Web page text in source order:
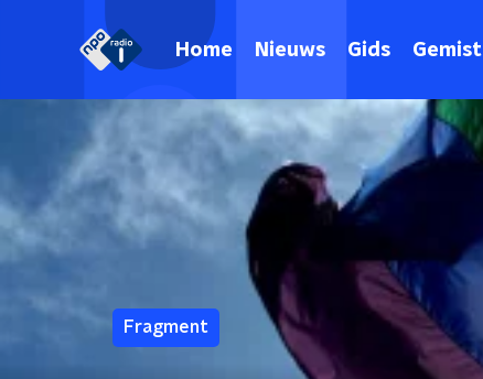
Home Nieuws Gids Gemist
Fragment